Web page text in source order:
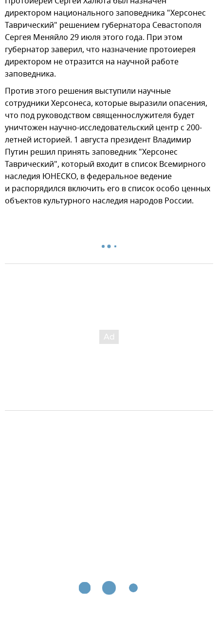
директором национального заповедника "Херсонес
Таврический" решением губернатора Севастополя
Сергея Меняйло 29 июля этого года. При этом
губернатор заверил, что назначение протоиерея
директором не отразится на научной работе
заповедника.
Против этого решения выступили научные
сотрудники Херсонеса, которые выразили опасения,
что под руководством священнослужителя будет
уничтожен научно-исследовательский центр с 200-
летней историей. 1 августа президент Владимир
Путин решил принять заповедник "Херсонес
Таврический", который входит в список Всемирного
наследия ЮНЕСКО, в федеральное ведение
и распорядился включить его в список особо ценных
объектов культурного наследия народов России.